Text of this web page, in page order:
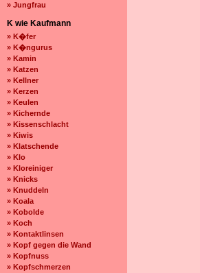
» Jungfrau
K wie Kaufmann
» K�fer
» K�ngurus
» Kamin
» Katzen
» Kellner
» Kerzen
» Keulen
» Kichernde
» Kissenschlacht
» Kiwis
» Klatschende
» Klo
» Kloreiniger
» Knicks
» Knuddeln
» Koala
» Kobolde
» Koch
» Kontaktlinsen
» Kopf gegen die Wand
» Kopfnuss
» Kopfschmerzen